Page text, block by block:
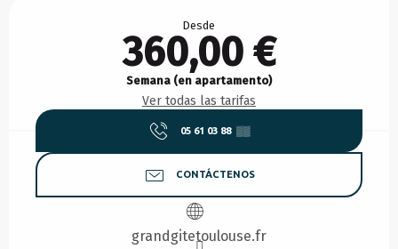
Desde
360,00 €
Semana (en apartamento)
Ver todas las tarifas
05 61 03 88 ▒▒
CONTÁCTENOS
grandgitetoulouse.fr